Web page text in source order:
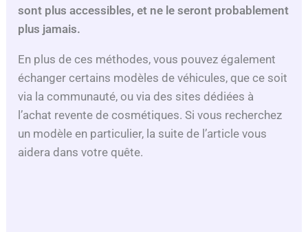
sont plus accessibles, et ne le seront probablement
plus jamais.
En plus de ces méthodes, vous pouvez également
échanger certains modèles de véhicules, que ce soit
via la communauté, ou via des sites dédiées à
l’achat revente de cosmétiques. Si vous recherchez
un modèle en particulier, la suite de l’article vous
aidera dans votre quête.